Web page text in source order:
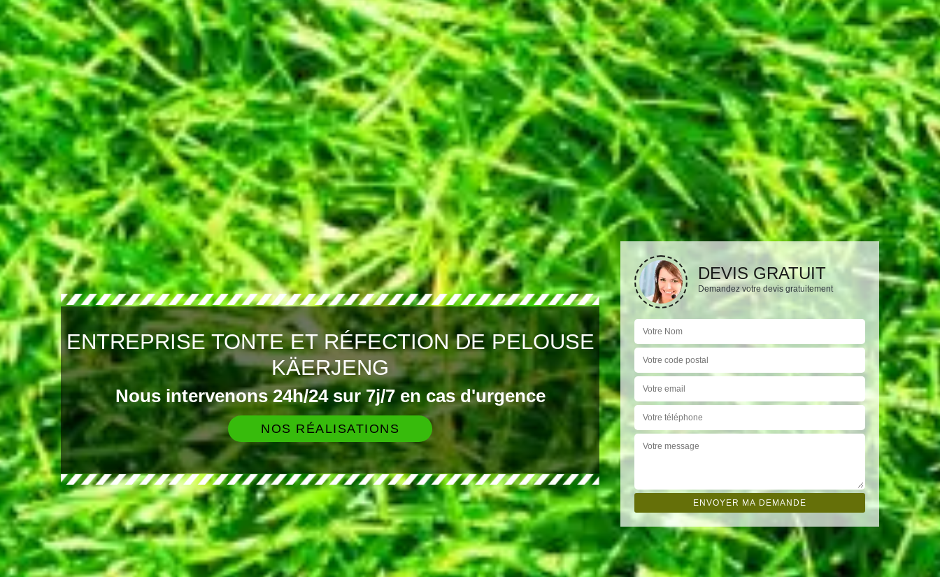
ENTREPRISE TONTE ET RÉFECTION DE PELOUSE
KÄERJENG
Nous intervenons 24h/24 sur 7j/7 en cas d'urgence
NOS RÉALISATIONS
DEVIS GRATUIT
Demandez votre devis gratuitement